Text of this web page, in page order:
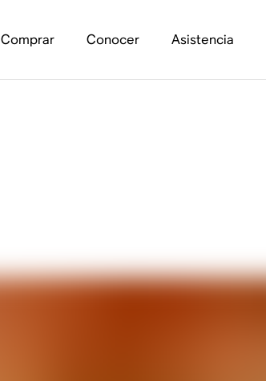
Comprar Conocer Asistencia